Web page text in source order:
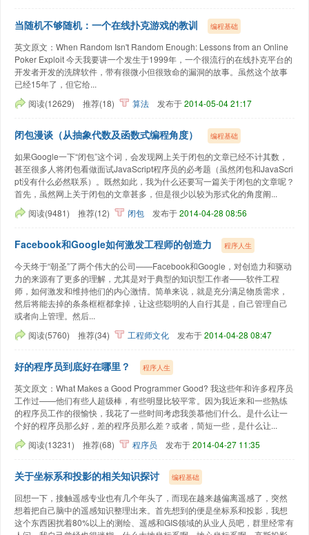
当随机不够随机：一个在线扑克游戏的教训 编程基础
英文原文：When Random Isn't Random Enough: Lessons from an Online
Poker Exploit 今天我要讲一个发生于1999年，一个很流行的在线扑克平台的
开发者开发的洗牌软件，带有很微小但很致命的漏洞的故事。虽然这个故事
已经15年了，但它给...
阅读(12629)
推荐(18) 算法 发布于2014-05-04 21:17
闭包漫谈（从抽象代数及函数式编程角度） 编程基础
如果Google一下“闭包”这个词，会发现网上关于闭包的文章已经不计其数，
甚至很多人将闭包看做面试JavaScript程序员的必考题（虽然闭包和JavaScri
pt没有什么必然联系）。既然如此，我为什么还要写一篇关于闭包的文章呢？
首先，虽然网上关于闭包的文章甚多，但是很少以较为形式化的角度阐...
阅读(9481)
推荐(12) 闭包 发布于2014-04-28 08:56
Facebook和Google如何激发工程师的创造力 程序人生
今天终于“朝圣”了两个伟大的公司——Facebook和Google，对创造力和驱动
力的来源有了更多的理解，尤其是对于典型的知识型工作者——软件工程
师，如何激发和维持他们的内心激情。简单来说，就是充分满足物质需求，
然后将能去掉的条条框框都拿掉，让这些聪明的人自行其是，自己管理自己
或者向上管理。然后...
阅读(5760)
推荐(34) 工程师文化 发布于2014-04-28 08:47
好的程序员到底好在哪里？ 程序人生
英文原文：What Makes a Good Programmer Good? 我这些年和许多程序员
工作过——他们有些人超级棒，有些明显比较平常。因为我近来和一些熟练
的程序员工作的很愉快，我花了一些时间考虑我羡慕他们什么。是什么让一
个好的程序员那么好，差的程序员那么差？或者，简短一些，是什么让...
阅读(13231)
推荐(68) 程序员 发布于2014-04-27 11:35
关于坐标系和投影的相关知识探讨 编程基础
回想一下，接触遥感专业也有几个年头了，而现在越来越偏离遥感了，突然
想着把自己脑中的遥感知识整理出来。首先想到的便是坐标系和投影，我想
这个东西困扰着80%以上的测绘、遥感和GIS领域的从业人员吧，群里经常有